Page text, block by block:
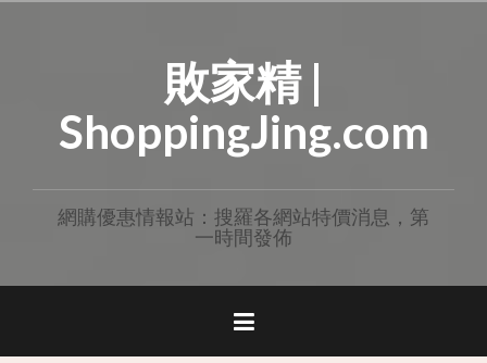
敗家精 |
ShoppingJing.com
網購優惠情報站：搜羅各網站特價消息，第
一時間發佈